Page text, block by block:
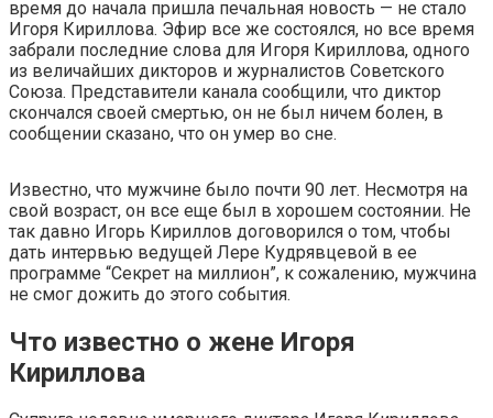
время до начала пришла печальная новость — не стало
Игоря Кириллова. Эфир все же состоялся, но все время
забрали последние слова для Игоря Кириллова, одного
из величайших дикторов и журналистов Советского
Союза. Представители канала сообщили, что диктор
скончался своей смертью, он не был ничем болен, в
сообщении сказано, что он умер во сне.
Известно, что мужчине было почти 90 лет. Несмотря на
свой возраст, он все еще был в хорошем состоянии. Не
так давно Игорь Кириллов договорился о том, чтобы
дать интервью ведущей Лере Кудрявцевой в ее
программе “Секрет на миллион”, к сожалению, мужчина
не смог дожить до этого события.
Что известно о жене Игоря
Кириллова